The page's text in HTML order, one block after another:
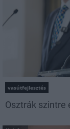
vasútfejlesztés
Osztrák szintre